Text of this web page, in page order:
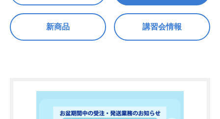
新商品 講習会情報